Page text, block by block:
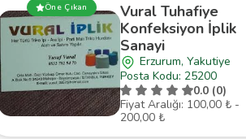
Öne Çıkan
Vural Tuhafiye
Konfeksiyon İplik
Sanayi
Erzurum, Yakutiye
Posta Kodu: 25200
0.0 (0)
Fiyat Aralığı: 100,00 ₺ -
200,00 ₺